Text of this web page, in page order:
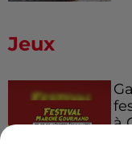
Jeux
à